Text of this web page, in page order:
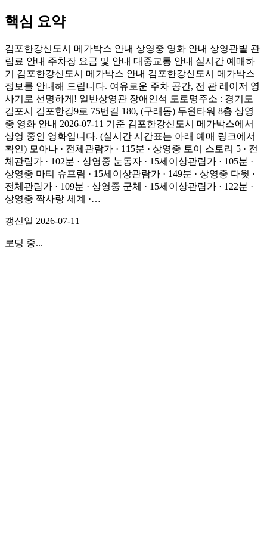
핵심 요약
김포한강신도시 메가박스 안내 상영중 영화 안내 상영관별 관
람료 안내 주차장 요금 및 안내 대중교통 안내 실시간 예매하
기 김포한강신도시 메가박스 안내 김포한강신도시 메가박스
정보를 안내해 드립니다. 여유로운 주차 공간, 전 관 레이저 영
사기로 선명하게! 일반상영관 장애인석 도로명주소 : 경기도
김포시 김포한강9로 75번길 180, (구래동) 두원타워 8층 상영
중 영화 안내 2026-07-11 기준 김포한강신도시 메가박스에서
상영 중인 영화입니다. (실시간 시간표는 아래 예매 링크에서
확인) 모아나 · 전체관람가 · 115분 · 상영중 토이 스토리 5 · 전
체관람가 · 102분 · 상영중 눈동자 · 15세이상관람가 · 105분 ·
상영중 마티 슈프림 · 15세이상관람가 · 149분 · 상영중 다윗 ·
전체관람가 · 109분 · 상영중 군체 · 15세이상관람가 · 122분 ·
상영중 짝사랑 세계 ·…
갱신일 2026-07-11
로딩 중...